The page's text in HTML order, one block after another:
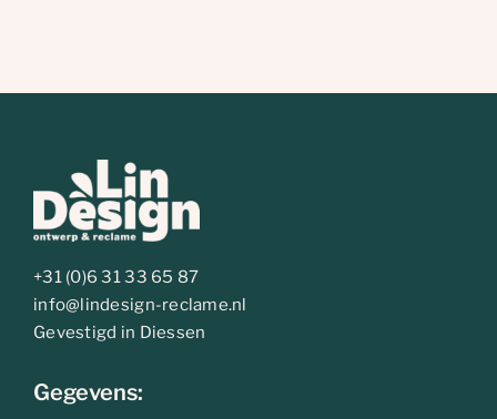
+31 (0)6 31 33 65 87
info@lindesign-reclame.nl
Gevestigd in Diessen
Gegevens: